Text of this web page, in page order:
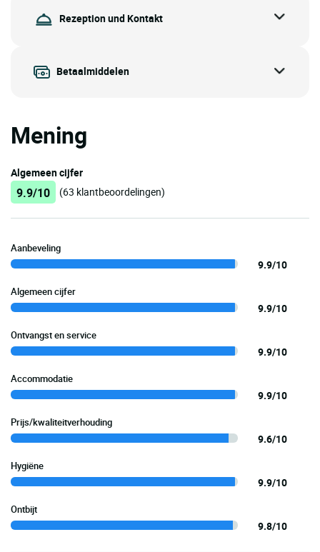
Rezeption und Kontakt
Betaalmiddelen
Mening
Algemeen cijfer
9.9/10 (63 klantbeoordelingen)
Aanbeveling
9.9/10
Algemeen cijfer
9.9/10
Ontvangst en service
9.9/10
Accommodatie
9.9/10
Prijs/kwaliteitverhouding
9.6/10
Hygiëne
9.9/10
Ontbijt
9.8/10